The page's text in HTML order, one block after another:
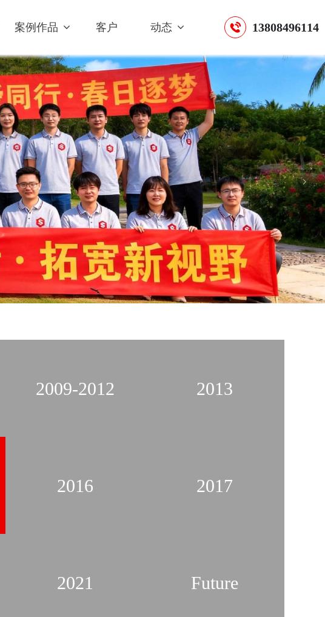
案例作品 客户 动态 13808496114
2009-2012 2013
2016 2017
2021 Future